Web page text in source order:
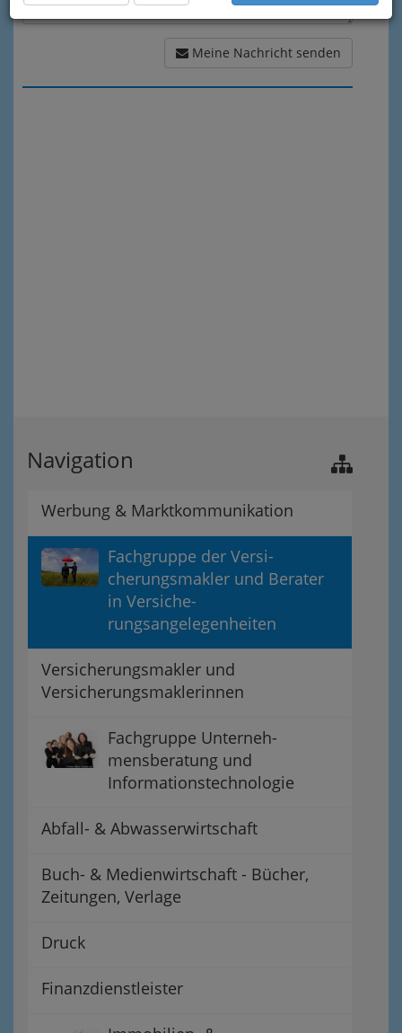
Meine Nachricht senden
Navigation
Werbung & Marktkommunikation
Fachgruppe der Versi-
cherungsmakler und Berater
in Versiche-
rungsangelegenheiten
Versicherungsmakler und
Versicherungsmaklerinnen
Fachgruppe Unterneh-
mensberatung und
Informationstechnologie
Abfall- & Abwasserwirtschaft
Buch- & Medienwirtschaft - Bücher,
Zeitungen, Verlage
Druck
Finanzdienstleister